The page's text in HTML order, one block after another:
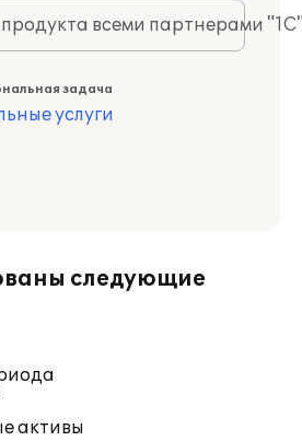
всеми партнерами
задача
услуги
следующие
активы